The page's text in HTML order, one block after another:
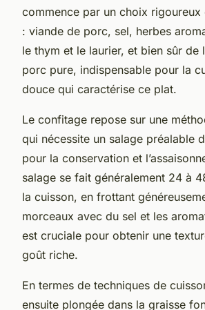
commence par un choix rigoureux
: viande de porc, sel, herbes
le thym et le laurier, et bien sûr de
porc pure, indispensable pour la
douce qui caractérise ce plat.
Le confitage repose sur une
qui nécessite un salage préalable
pour la conservation et
salage se fait généralement 24 à
la cuisson, en frottant
morceaux avec du sel et les
est cruciale pour obtenir une
goût riche.
En termes de techniques de
ensuite plongée dans la graisse